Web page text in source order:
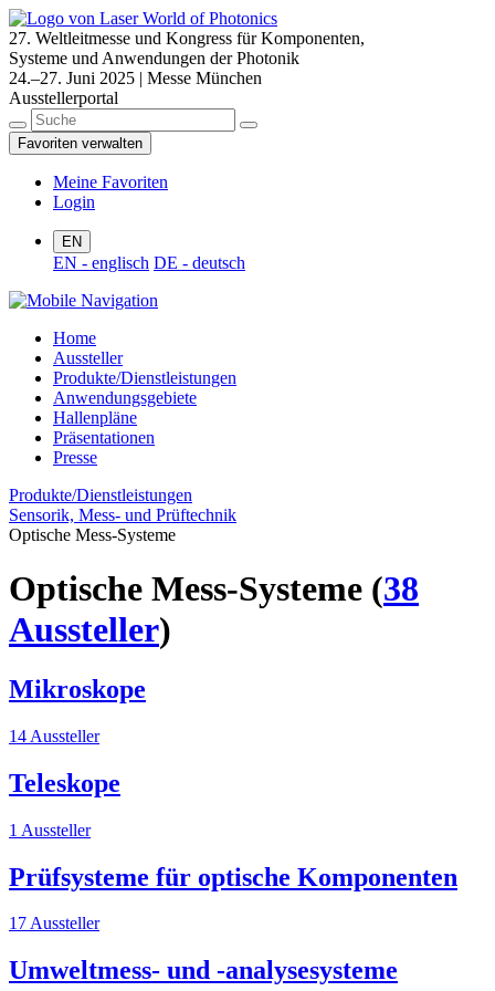
27. Weltleitmesse und Kongress für Komponenten,
Systeme und Anwendungen der Photonik
24.–27. Juni 2025 | Messe München
Ausstellerportal
Favoriten verwalten
Meine Favoriten
Login
EN
EN - englisch DE - deutsch
Home
Aussteller
Produkte/Dienstleistungen
Anwendungsgebiete
Hallenpläne
Präsentationen
Presse
Produkte/Dienstleistungen
Sensorik, Mess- und Prüftechnik
Optische Mess-Systeme
Optische Mess-Systeme (38
Aussteller)
Mikroskope
14 Aussteller
Teleskope
1 Aussteller
Prüfsysteme für optische Komponenten
17 Aussteller
Umweltmess- und -analysesysteme